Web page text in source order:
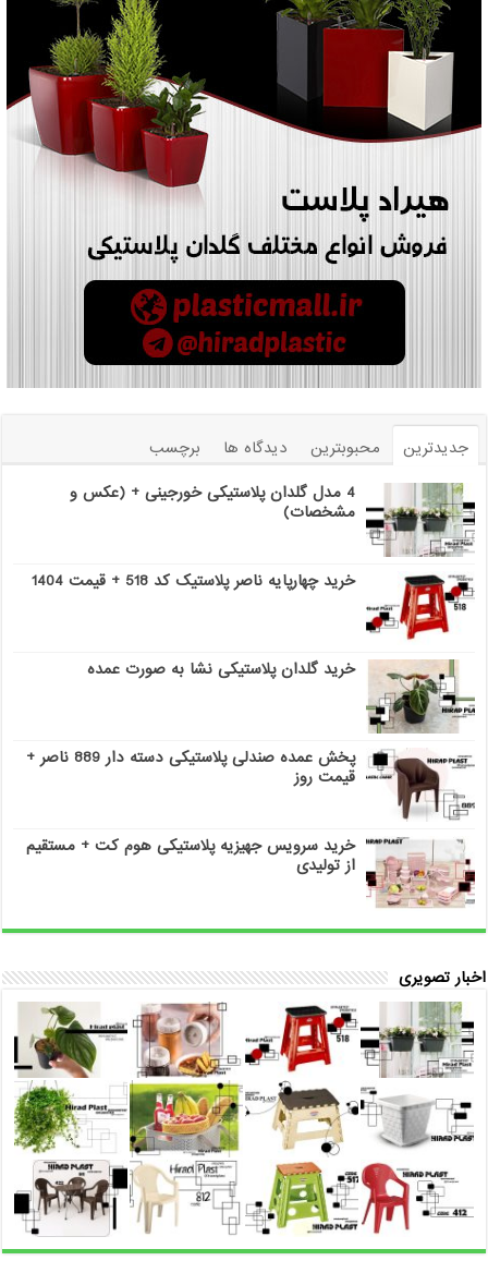
جدیدترین محبوبترین دیدگاه ها
برچسب
4 مدل گلدان پلاستیکی خورجینی + (عکس و
مشخصات)
خرید چهارپایه ناصر پلاستیک کد 518 + قیمت 1404
خرید گلدان پلاستیکی نشا به صورت عمده
پخش عمده صندلی پلاستیکی دسته دار 889 ناصر +
قیمت روز
خرید سرویس جهیزیه پلاستیکی هوم کت + مستقیم
از تولیدی
اخبار تصویری